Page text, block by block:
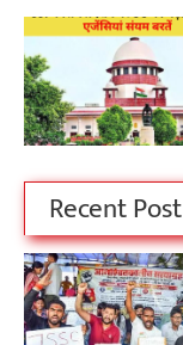
Recent Post